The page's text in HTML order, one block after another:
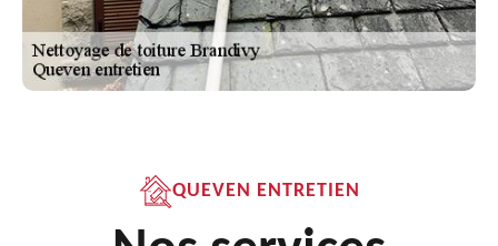
QUEVEN ENTRETIEN